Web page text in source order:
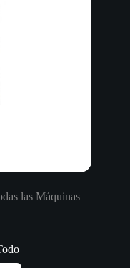
las Máquinas